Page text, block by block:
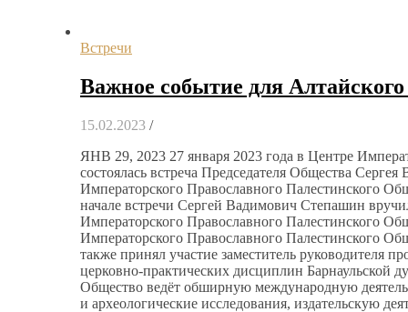
Встречи
Важное событие для
15.02.2023 /
ЯНВ 29, 2023 27 января 2023 года в Центре
состоялась встреча Председателя Общества
Императорского Православного Палестинского
начале встречи Сергей Вадимович Степашин
Императорского Православного Палестинского
Императорского Православного Палестинского
также принял участие заместитель руководителя
церковно-практических дисциплин Барнаульской
Общество ведёт обширную международную
и археологические исследования, издательскую